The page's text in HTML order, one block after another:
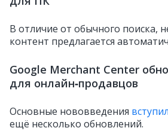
В отличие от обычного поиска,
контент предлагается
Google Merchant Center
для онлайн‑продавцов
Основные нововведения
ещё несколько обновлений.